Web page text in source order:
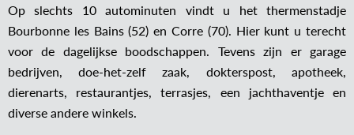
Op slechts 10 autominuten vindt u het thermenstadje
Bourbonne les Bains (52) en Corre (70). Hier kunt u terecht
voor de dagelijkse boodschappen. Tevens zijn er garage
bedrijven, doe-het-zelf zaak, dokterspost, apotheek,
dierenarts, restaurantjes, terrasjes, een jachthaventje en
diverse andere winkels.